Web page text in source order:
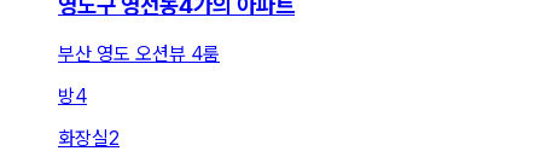
부산 영도 오션뷰 4룸
방4
화장실2